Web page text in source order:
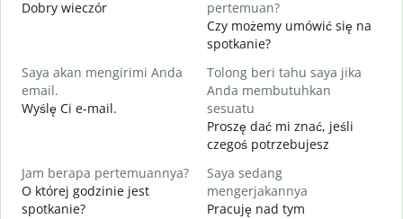
Dobry wieczór
pertemuan?
Czy możemy umówić się na
spotkanie?
Saya akan mengirimi Anda
email.
Wyślę Ci e-mail.
Tolong beri tahu saya jika
Anda membutuhkan
sesuatu
Proszę dać mi znać, jeśli
czegoś potrzebujesz
Jam berapa pertemuannya?
O której godzinie jest
spotkanie?
Saya sedang
mengerjakannya
Pracuję nad tym